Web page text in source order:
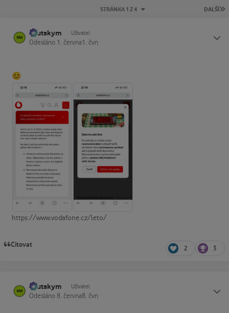
DALŠÍ
STRÁNKA 1 Z 4
kautskym Uživatel
Odesláno 1. června1. čvn
😊
https://www.vodafone.cz/leto/
Citovat 2 3
kautskym Uživatel
Odesláno 8. června8. čvn